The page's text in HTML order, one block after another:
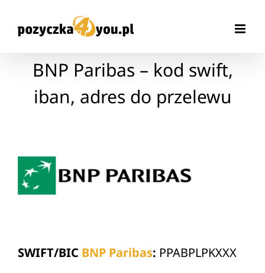
zawartości
BNP Paribas – kod swift,
iban, adres do przelewu
SWIFT/BIC BNP Paribas: PPABPLPKXXX